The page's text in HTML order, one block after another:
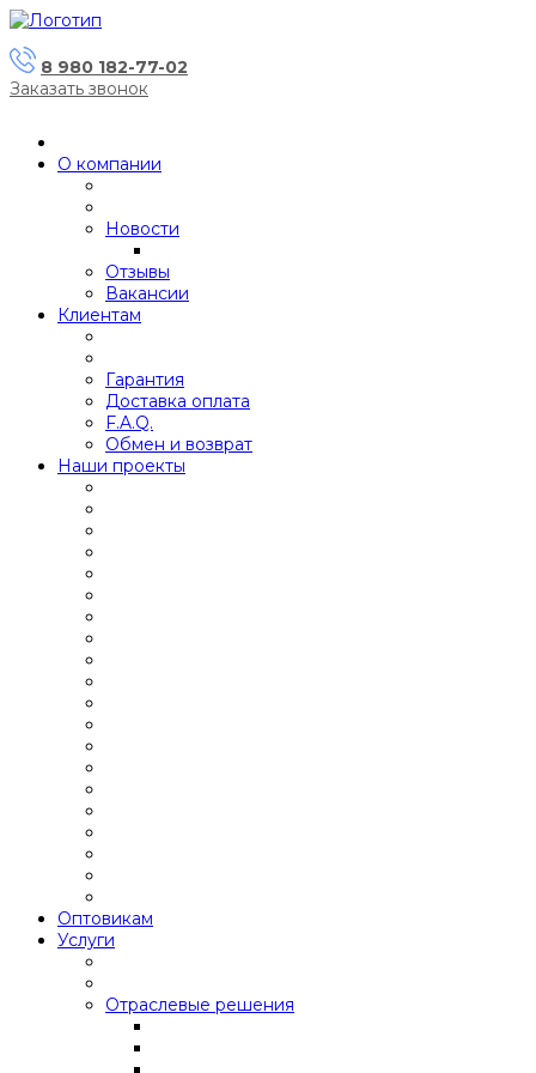
8 980 182-77-02
Заказать звонок
О компании
Новости
Отзывы
Вакансии
Клиентам
Гарантия
Доставка оплата
F.A.Q.
Обмен и возврат
Наши проекты
Оптовикам
Услуги
Отраслевые решения